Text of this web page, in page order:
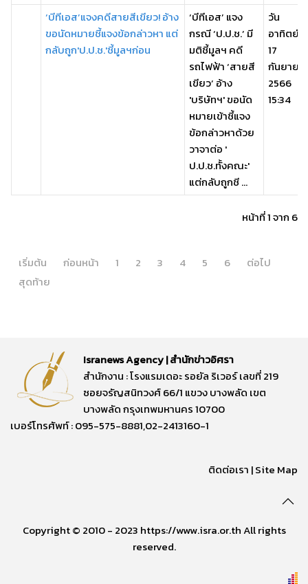
‘บีทีเอส’แจงคดีสายสีเขียว! อ้าง
ขอนัดหมายชี้แจงข้อกล่าวหา แต่
กลับถูก'ป.ป.ช.'ชี้มูลฯก่อน
‘บีทีเอส’ แจง
กรณี ‘ป.ป.ช.’ มี
มติชี้มูลฯ คดี
รถไฟฟ้า ‘สายสี
เขียว’ อ้าง
'บริษัทฯ' ขอนัด
หมายเข้าชี้แจง
ข้อกล่าวหาด้วย
วาจาต่อ '
ป.ป.ช.ทั้งคณะ'
แต่กลับถูกชี ...
วัน
อาทิตย์,
17
กันยายน
2566
15:34
หน้าที่ 1 จาก 6
เริ่มต้น ก่อนหน้า 1 2 3 4 5 6
ต่อไป
สุดท้าย
Isranews Agency | สำนักข่าวอิศรา
สำนักงาน : โรงแรมเดอะ รอยัล ริเวอร์ เลขที่ 219
ซอยจรัญสนิทวงศ์ 66/1 แขวง บางพลัด เขต
บางพลัด กรุงเทพมหานคร 10700
เบอร์โทรศัพท์ : 095-575-8881,02-2413160-1
ติดต่อเรา |Site Map
Copyright © 2010 - 2023 https://www.isra.or.th All rights
reserved.